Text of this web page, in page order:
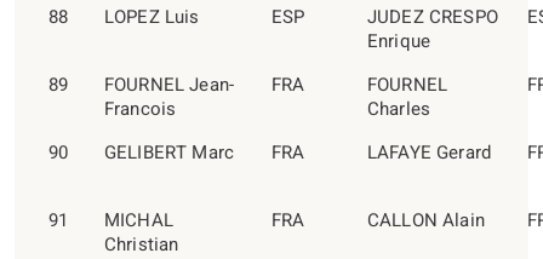
88 LOPEZ Luis ESP
JUDEZ CRESPO
Enrique
89
FOURNEL Jean-
Francois
FRA
FOURNEL
Charles
90 GELIBERT Marc FRA LAFAYE Gerard
91
MICHAL
Christian
FRA CALLON Alain